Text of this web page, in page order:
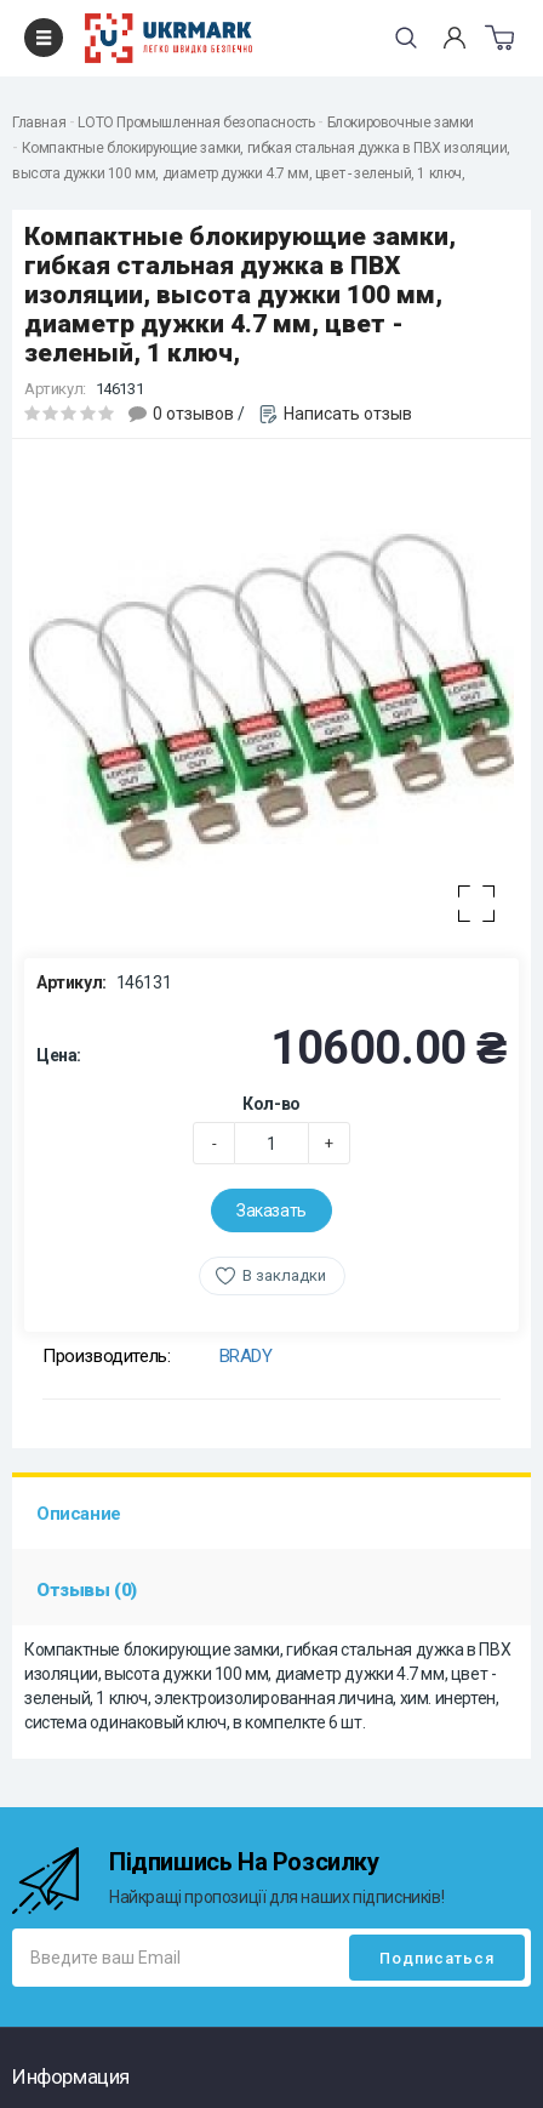
Главная LOTO Промышленная безопасность
Блокировочные замки
Компактные блокирующие замки, гибкая стальная дужка в ПВХ изоляции,
высота дужки 100 мм, диаметр дужки 4.7 мм, цвет - зеленый, 1 ключ,
Компактные блокирующие замки,
гибкая стальная дужка в ПВХ
изоляции, высота дужки 100 мм,
диаметр дужки 4.7 мм, цвет -
зеленый, 1 ключ,
Артикул: 146131
0 отзывов / Написать отзыв
Артикул: 146131
Цена: 10600.00 ₴
Кол-во
- +
Заказать
В закладки
Производитель: BRADY
Описание
Отзывы (0)
Компактные блокирующие замки, гибкая стальная дужка в ПВХ
изоляции, высота дужки 100 мм, диаметр дужки 4.7 мм, цвет -
зеленый, 1 ключ, электроизолированная личина, хим. инертен,
система одинаковый ключ, в компелкте 6 шт.
Підпишись На Розсилку
Найкращі пропозиції для наших підписників!
Информация